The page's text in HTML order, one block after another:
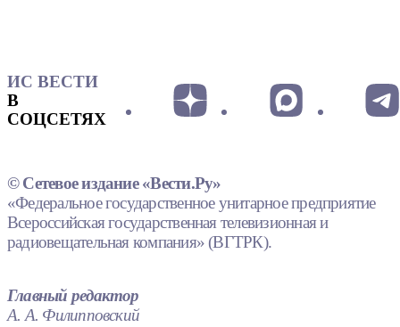
ИС ВЕСТИ
В
СОЦСЕТЯХ
© Сетевое издание «Вести.Ру»
«Федеральное государственное унитарное предприятие
Всероссийская государственная телевизионная и
радиовещательная компания» (ВГТРК).
Главный редактор
А. А. Филипповский